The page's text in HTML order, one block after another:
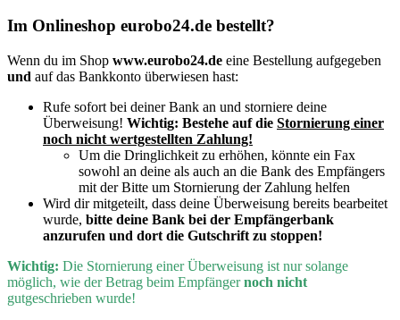
Im Onlineshop eurobo24.de bestellt?
Wenn du im Shop www.eurobo24.de eine Bestellung aufgegeben
und auf das Bankkonto überwiesen hast:
Rufe sofort bei deiner Bank an und storniere deine
Überweisung! Wichtig: Bestehe auf die Stornierung einer
noch nicht wertgestellten Zahlung!
Um die Dringlichkeit zu erhöhen, könnte ein Fax
sowohl an deine als auch an die Bank des Empfängers
mit der Bitte um Stornierung der Zahlung helfen
Wird dir mitgeteilt, dass deine Überweisung bereits bearbeitet
wurde, bitte deine Bank bei der Empfängerbank
anzurufen und dort die Gutschrift zu stoppen!
Wichtig: Die Stornierung einer Überweisung ist nur solange
möglich, wie der Betrag beim Empfängernoch nicht
gutgeschrieben wurde!